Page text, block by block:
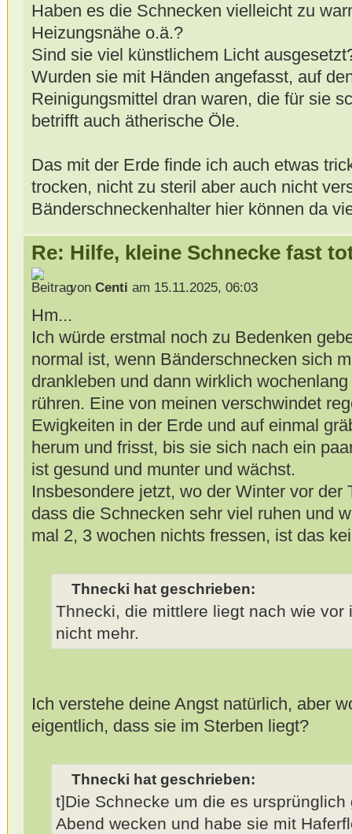
Haben es die Schnecken vielleicht zu
Heizungsnähe o.ä.?
Sind sie viel künstlichem Licht
Wurden sie mit Händen angefasst, auf
Reinigungsmittel dran waren, die für sie
betrifft auch ätherische Öle.
Das mit der Erde finde ich auch etwas
trocken, nicht zu steril aber auch nicht
Bänderschneckenhalter hier können da
Re: Hilfe, kleine Schnecke fast
von Centi am 15.11.2025, 06:03
Hm...
Ich würde erstmal noch zu Bedenken
normal ist, wenn Bänderschnecken sich
drankleben und dann wirklich
rühren. Eine von meinen verschwindet
Ewigkeiten in der Erde und auf einmal
herum und frisst, bis sie sich nach ein
ist gesund und munter und wächst.
Insbesondere jetzt, wo der Winter vor der
dass die Schnecken sehr viel ruhen und
mal 2, 3 wochen nichts fressen, ist das
Thnecki hat geschrieben:
Thnecki, die mittlere liegt nach wie vor
nicht mehr.
Ich verstehe deine Angst natürlich, aber
eigentlich, dass sie im Sterben liegt?
Thnecki hat geschrieben:
t]Die Schnecke um die es
Abend wecken und habe sie mit